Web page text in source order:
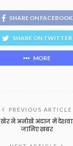
SHARE ON FACEBOOK
SHARE ON TWITTER
MORE
PREVIOUS ARTICLE
ने अनोखे अंदाज में
जानिए ख़बर